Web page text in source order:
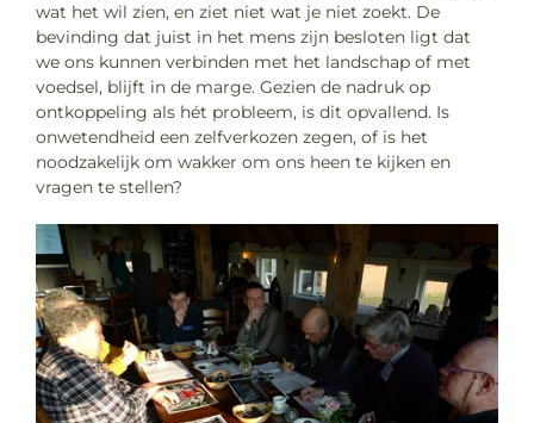
wat het wil zien, en ziet niet wat je niet zoekt. De
bevinding dat juist in het mens zijn besloten ligt dat
we ons kunnen verbinden met het landschap of met
voedsel, blijft in de marge. Gezien de nadruk op
ontkoppeling als hét probleem, is dit opvallend. Is
onwetendheid een zelfverkozen zegen, of is het
noodzakelijk om wakker om ons heen te kijken en
vragen te stellen?